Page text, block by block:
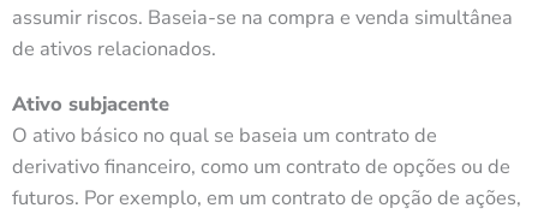
assumir riscos. Baseia-se na compra e venda simultânea
de ativos relacionados.
Ativo subjacente
O ativo básico no qual se baseia um contrato de
derivativo financeiro, como um contrato de opções ou de
futuros. Por exemplo, em um contrato de opção de ações,